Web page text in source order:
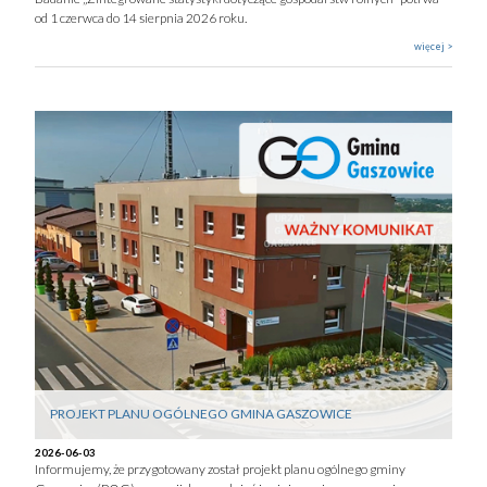
od 1 czerwca do 14 sierpnia 2026 roku.
więcej >
PROJEKT PLANU OGÓLNEGO GMINA GASZOWICE
2026-06-03
Informujemy, że przygotowany został projekt planu ogólnego gminy